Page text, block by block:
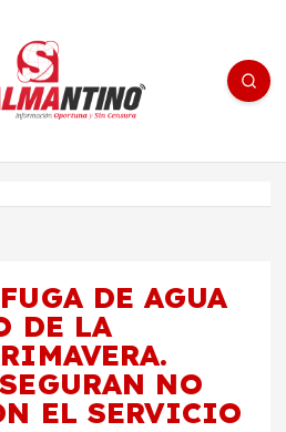
- medios/noticias/editorial
DE AGUA
DE LA
NO
EL SERVICIO